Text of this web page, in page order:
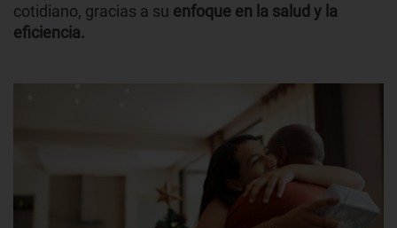
cotidiano, gracias a su enfoque en la salud y la
eficiencia.